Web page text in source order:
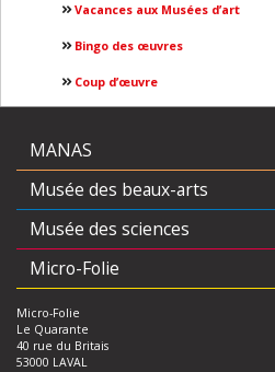
Vacances aux Musées d’art
Bingo des œuvres
Coup d’œuvre
MANAS
Musée des beaux-arts
Musée des sciences
Micro-Folie
Micro-Folie
Le Quarante
40 rue du Britais
53000 LAVAL